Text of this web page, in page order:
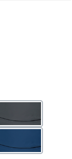
Grey
Ocean